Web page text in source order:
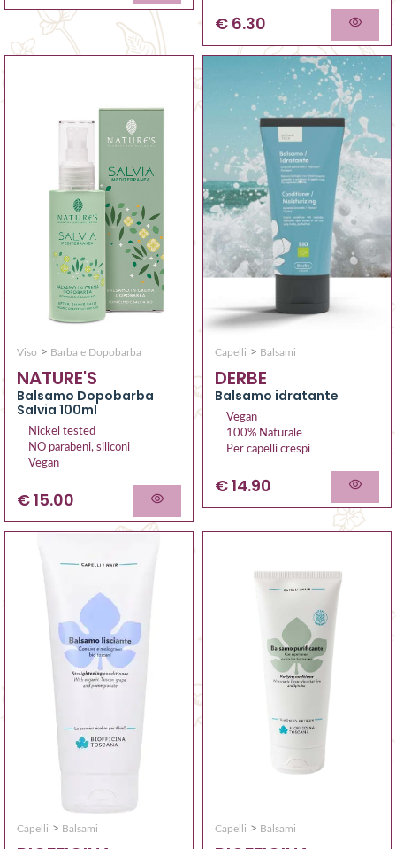
€ 6.30
Viso > Barba e Dopobarba
NATURE'S
Balsamo Dopobarba
Salvia 100ml
Nickel tested
NO parabeni, siliconi
Vegan
€ 15.00
Capelli > Balsami
DERBE
Balsamo idratante
Vegan
100% Naturale
Per capelli crespi
€ 14.90
Capelli > Balsami Capelli > Balsami